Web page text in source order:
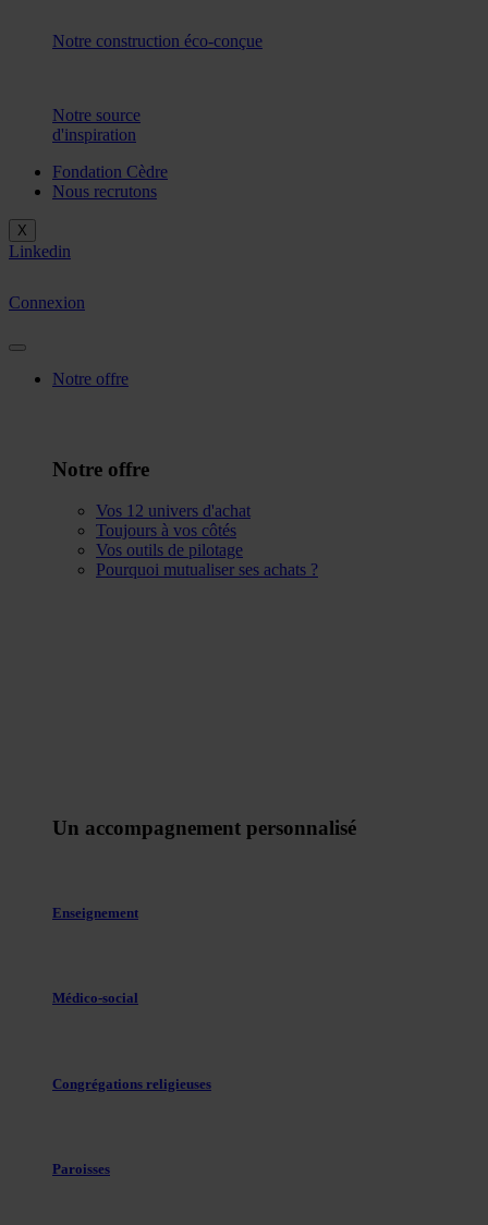
Notre construction éco-conçue
Notre source
d'inspiration
Fondation Cèdre
Nous recrutons
X
Linkedin
Connexion
Notre offre
Notre offre
Vos 12 univers d'achat
Toujours à vos côtés
Vos outils de pilotage
Pourquoi mutualiser ses achats ?
Un accompagnement personnalisé
Enseignement
Médico-social
Congrégations religieuses
Paroisses